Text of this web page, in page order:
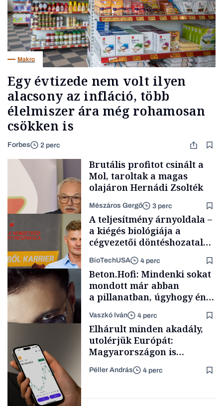
Makro
Egy évtizede nem volt ilyen
alacsony az infláció, több
élelmiszer ára még rohamosan
csökken is
Forbes 2 perc
Befektetés
Brutális profitot csinált a
Mol, taroltak a magas
olajáron Hernádi Zsolték
Mészáros Gergő 3 perc
Content Lab HUB
A teljesítmény árnyoldala –
a kiégés biológiája a
cégvezetői döntéshozatal
BioTechUSA 4 perc
Forbes-sztori
Beton.Hofi: Mindenki sokat
mondott már abban
a pillanatban, úgyhogy én
a legsarkosabb
gondolataimat akartam
kimondani
Vaszkó Iván 4 perc
Elhárult minden akadály,
utolérjük Európát:
Magyarországon is
kriptoszolgáltatását az
fintech
Péller András 4 perc